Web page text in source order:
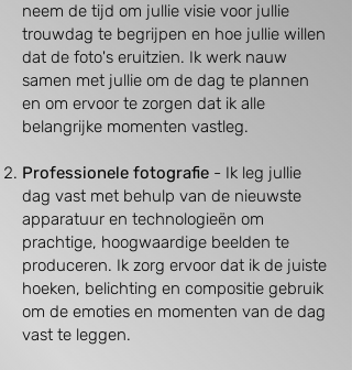
neem de tijd om jullie visie voor jullie
trouwdag te begrijpen en hoe jullie willen
dat de foto's eruitzien. Ik werk nauw
samen met jullie om de dag te plannen
en om ervoor te zorgen dat ik alle
belangrijke momenten vastleg.
Professionele fotografie - Ik leg jullie
dag vast met behulp van de nieuwste
apparatuur en technologieën om
prachtige, hoogwaardige beelden te
produceren. Ik zorg ervoor dat ik de juiste
hoeken, belichting en compositie gebruik
om de emoties en momenten van de dag
vast te leggen.